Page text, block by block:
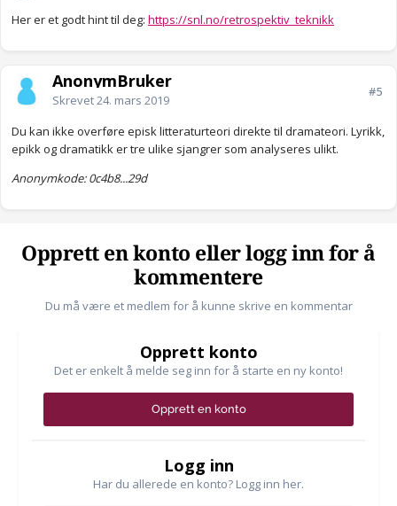
Her er et godt hint til deg: https://snl.no/retrospektiv_teknikk
AnonymBruker
Skrevet24. mars 2019
#5
Du kan ikke overføre episk litteraturteori direkte til dramateori. Lyrikk,
epikk og dramatikk er tre ulike sjangrer som analyseres ulikt.
Anonymkode: 0c4b8...29d
Opprett en konto eller logg inn for å
kommentere
Du må være et medlem for å kunne skrive en kommentar
Opprett konto
Det er enkelt å melde seg inn for å starte en ny konto!
Opprett en konto
Logg inn
Har du allerede en konto? Logg inn her.